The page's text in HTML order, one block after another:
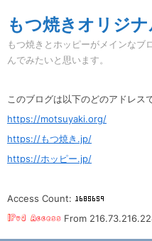
to
content
もつ焼きオリジナ
もつ焼きとホッピーがメインなブ
んでみたいと思います。
このブログは以下のどのアドレス
https://motsuyaki.org/
https://もつ焼き.jp/
https://ホッピー.jp/
Access Count:
From